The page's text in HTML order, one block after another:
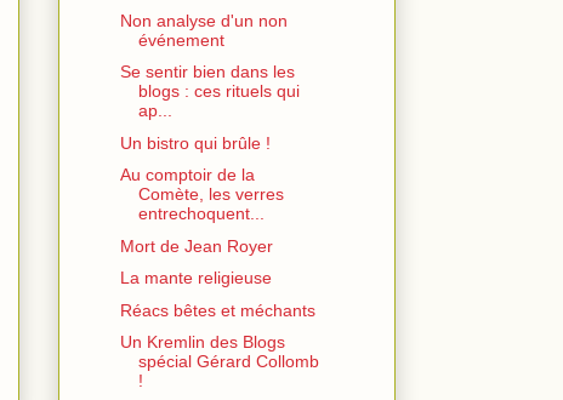
Non analyse d'un non
événement
Se sentir bien dans les
blogs : ces rituels qui
ap...
Un bistro qui brûle !
Au comptoir de la
Comète, les verres
entrechoquent...
Mort de Jean Royer
La mante religieuse
Réacs bêtes et méchants
Un Kremlin des Blogs
spécial Gérard Collomb
!